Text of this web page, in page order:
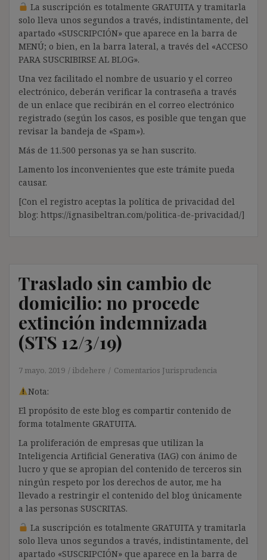
La suscripción es totalmente GRATUITA y tramitarla
solo lleva unos segundos a través, indistintamente, del
apartado «SUSCRIPCIÓN» que aparece en la barra de
MENÚ; o bien, en la barra lateral, a través del «ACCESO
PARA SUSCRIBIRSE AL BLOG».
Una vez facilitado el nombre de usuario y el correo
electrónico, deberán verificar la contraseña a través
de un enlace que recibirán en el correo electrónico
registrado (según los casos, es posible que tengan que
revisar la bandeja de «Spam»).
Más de 11.500 personas ya se han suscrito.
Lamento los inconvenientes que este trámite pueda
causar.
[Con el registro aceptas la política de privacidad del
blog: https://ignasibeltran.com/politica-de-privacidad/]
Traslado sin cambio de
domicilio: no procede
extinción indemnizada
(STS 12/3/19)
7 mayo, 2019 ibdehere Comentarios Jurisprudencia
Nota:
El propósito de este blog es compartir contenido de
forma totalmente GRATUITA.
La proliferación de empresas que utilizan la
Inteligencia Artificial Generativa (IAG) con ánimo de
lucro y que se apropian del contenido de terceros sin
ningún respeto por los derechos de autor, me ha
llevado a restringir el contenido del blog únicamente
a las personas SUSCRITAS.
La suscripción es totalmente GRATUITA y tramitarla
solo lleva unos segundos a través, indistintamente, del
apartado «SUSCRIPCIÓN» que aparece en la barra de